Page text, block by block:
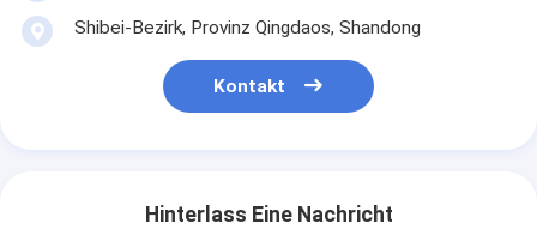
Shibei-Bezirk, Provinz Qingdaos, Shandong
Kontakt
Hinterlass Eine Nachricht